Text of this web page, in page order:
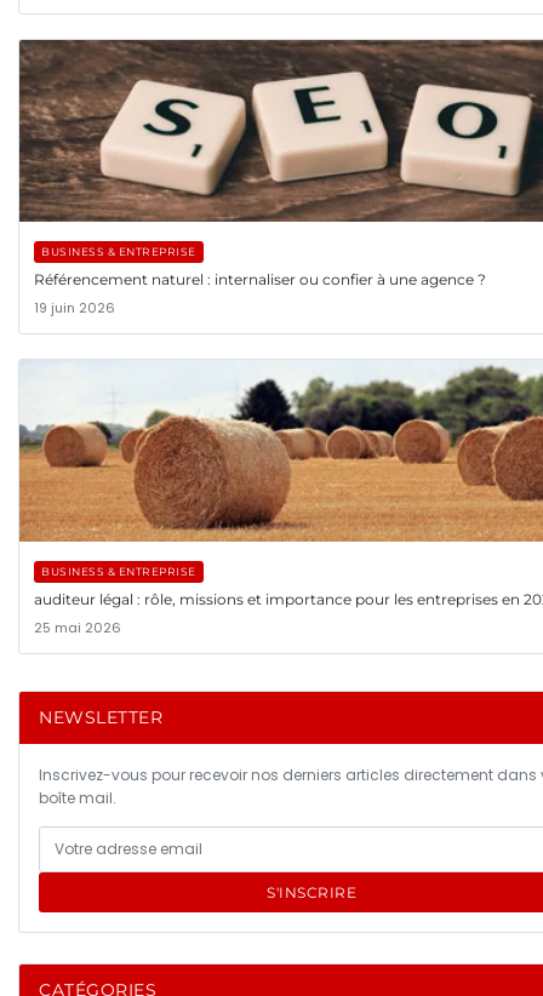
BUSINESS & ENTREPRISE
Référencement naturel : internaliser ou confier à une agence ?
19 juin 2026
BUSINESS & ENTREPRISE
auditeur légal : rôle, missions et importance pour les entreprises en
25 mai 2026
NEWSLETTER
Inscrivez-vous pour recevoir nos derniers articles directement dans
boîte mail.
S'INSCRIRE
CATÉGORIES